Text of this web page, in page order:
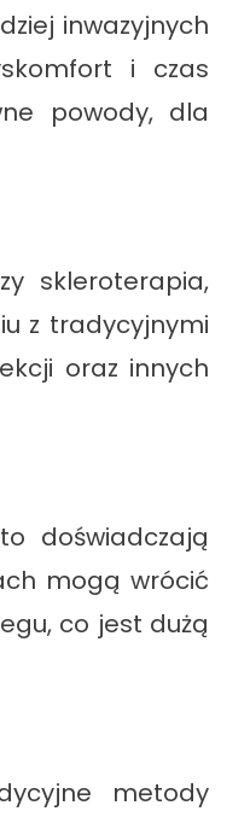
inwazyjnych
i czas
powody, dla
skleroterapia,
z tradycyjnymi
oraz innych
doświadczają
mogą wrócić
co jest dużą
metody